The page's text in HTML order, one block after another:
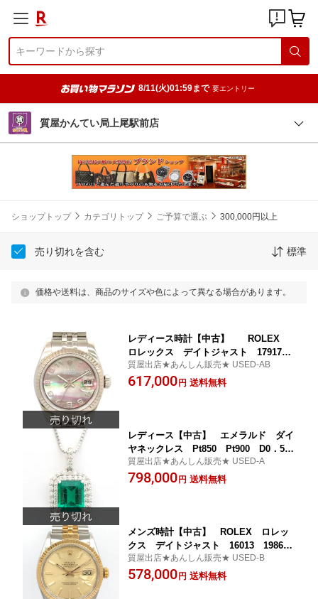
8/11(火)01:59まで 要エントリー
質屋かんてい局上尾駅前店
ショップトップ カテゴリトップ ご予算で選ぶ 300,000円以上
売り切れを含む 標準
価格や送料は、商品のサイズや色によって異なる場合があります。
レディース時計【中古】 ROLEX
ロレックス デイトジャスト 179174N
A Z番（2006年頃） シェル文字盤
【楽ギフ_包装選択】
質屋出店★あんしん販売★ USED-AB
617,000 円 送料無料
レディース【中古】 エメラルド ダイ
ヤネックレス Pt850 Pt900 D0．55
／2．20ct プラチナ ダイヤモンド
アジャスター付き ソーティング付き
質屋出店★あんしん販売★ USED-A
798,000 円 送料無料
メンズ時計【中古】 ROLEX ロレッ
クス デイトジャスト 16013 1986年
頃 SS／YG コンビ オーバーホール
済 新品仕上げ済み【楽ギフ_包装選
質屋出店★あんしん販売★ USED-B
578,000 円 送料無料